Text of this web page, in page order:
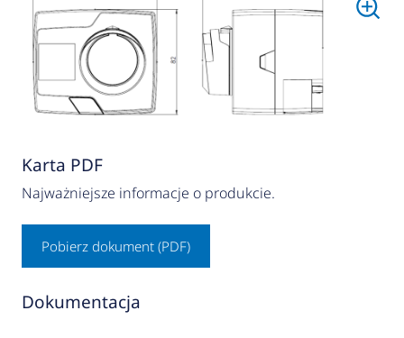
Karta PDF
Najważniejsze informacje o produkcie.
Pobierz dokument (PDF)
Dokumentacja